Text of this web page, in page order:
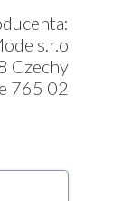
s.r.o
Czechy
765 02